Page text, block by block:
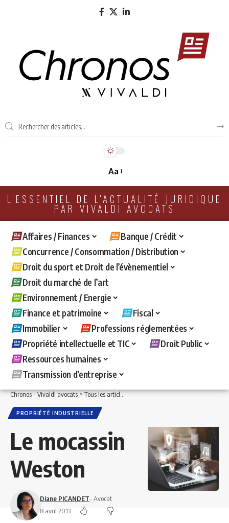
Aa
L'ESSENTIEL DE L'ACTUALITÉ JURIDIQUE
PAR VIVALDI AVOCATS
Affaires / Finances
Banque / Crédit
Concurrence / Consommation / Distribution
Droit du sport et Droit de l’évènementiel
Droit du marché de l’art
Environnement / Energie
Finance et patrimoine
Fiscal
Immobilier
Professions réglementées
Propriété intellectuelle et TIC
Droit Public
Ressources humaines
Transmission d’entreprise
Chronos - Vivaldi avocats>Tous les articles >Propriété intellectuelle et TIC>
PROPRIÉTÉ INDUSTRIELLE
Le mocassin
Weston
Diane PICANDET- Avocat
8 avril 2013